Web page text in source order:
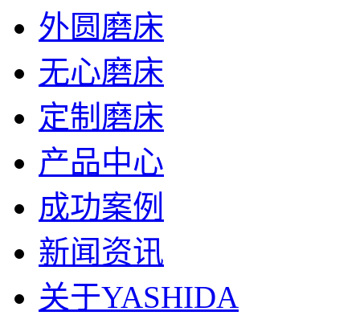
外圆磨床
无心磨床
定制磨床
产品中心
成功案例
新闻资讯
关于YASHIDA